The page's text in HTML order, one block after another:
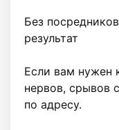
Без
результат
Если вам нужен
нервов, срывов
по адресу.